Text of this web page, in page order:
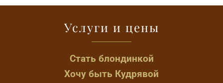
Услуги и цены
Стать блондинкой
Хочу быть Кудрявой